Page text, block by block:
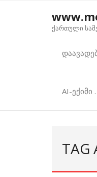
ქართული
AI-
TAG